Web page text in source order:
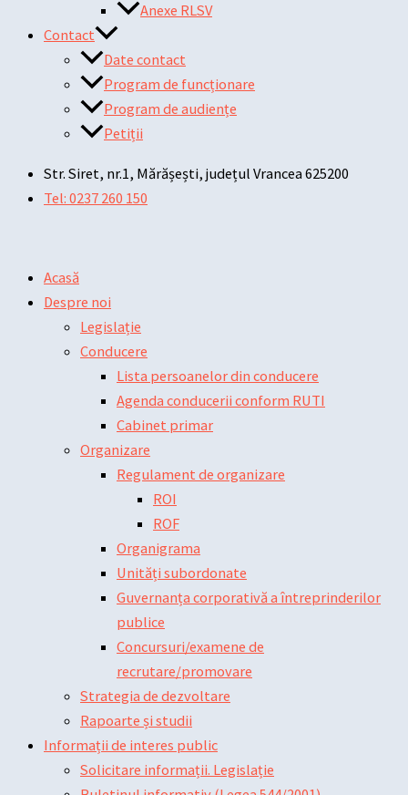
Anexe RLSV
Contact
Date contact
Program de funcționare
Program de audiențe
Petiții
Str. Siret, nr.1, Mărășești, județul Vrancea 625200
Tel: 0237 260 150
Acasă
Despre noi
Legislație
Conducere
Lista persoanelor din conducere
Agenda conducerii conform RUTI
Cabinet primar
Organizare
Regulament de organizare
ROI
ROF
Organigrama
Unități subordonate
Guvernanța corporativă a întreprinderilor
publice
Concursuri/examene de
recrutare/promovare
Strategia de dezvoltare
Rapoarte și studii
Informații de interes public
Solicitare informații. Legislație